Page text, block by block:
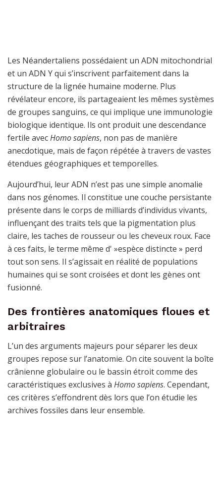
Les Néandertaliens possédaient un ADN mitochondrial
et un ADN Y qui s’inscrivent parfaitement dans la
structure de la lignée humaine moderne. Plus
révélateur encore, ils partageaient les mêmes systèmes
de groupes sanguins, ce qui implique une immunologie
biologique identique. Ils ont produit une descendance
fertile avecHomo sapiens, non pas de manière
anecdotique, mais de façon répétée à travers de vastes
étendues géographiques et temporelles.
Aujourd’hui, leur ADN n’est pas une simple anomalie
dans nos génomes. Il constitue une couche persistante
présente dans le corps de milliards d’individus vivants,
influençant des traits tels que la pigmentation plus
claire, les taches de rousseur ou les cheveux roux. Face
à ces faits, le terme même d' »espèce distincte » perd
tout son sens. Il s’agissait en réalité de populations
humaines qui se sont croisées et dont les gènes ont
fusionné.
Des frontières anatomiques floues et
arbitraires
L’un des arguments majeurs pour séparer les deux
groupes repose sur l’anatomie. On cite souvent la boîte
crânienne globulaire ou le bassin étroit comme des
caractéristiques exclusives à Homo sapiens. Cependant,
ces critères s’effondrent dès lors que l’on étudie les
archives fossiles dans leur ensemble.